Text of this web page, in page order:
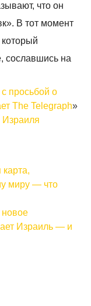
что он
В тот момент
сославшись на
просьбой о
The Telegraph»
Израиля
миру — что
Израиль — и